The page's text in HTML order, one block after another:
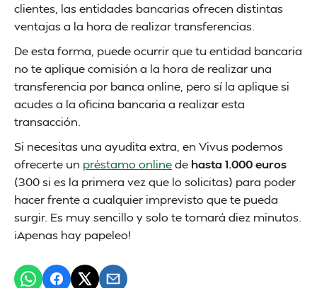
clientes, las entidades bancarias ofrecen distintas
ventajas a la hora de realizar transferencias.
De esta forma, puede ocurrir que tu entidad bancaria
no te aplique comisión a la hora de realizar una
transferencia por banca online, pero sí la aplique si
acudes a la oficina bancaria a realizar esta
transacción.
Si necesitas una ayudita extra, en Vivus podemos
ofrecerte un préstamo onlinede hasta 1.000 euros
(300 si es la primera vez que lo solicitas) para poder
hacer frente a cualquier imprevisto que te pueda
surgir. Es muy sencillo y solo te tomará diez minutos.
¡Apenas hay papeleo!